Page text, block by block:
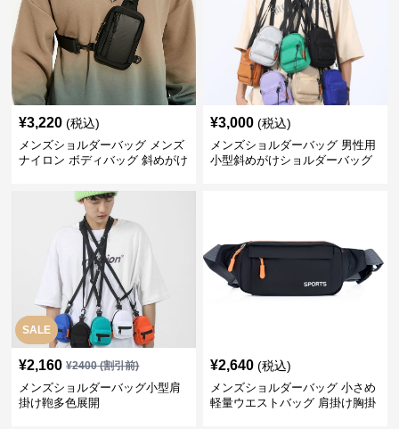
¥3,220 (税込)
メンズショルダーバッグ メンズ
ナイロン ボディバッグ 斜めがけ
¥3,000 (税込)
メンズショルダーバッグ 男性用
小型斜めがけショルダーバッグ
SALE
¥2,160 ¥2400(割引前)
メンズショルダーバッグ小型肩
掛け鞄多色展開
¥2,640 (税込)
メンズショルダーバッグ 小さめ
軽量ウエストバッグ 肩掛け胸掛